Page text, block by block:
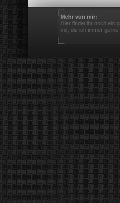
Mehr von mir:
Hier findet ihr noch ein
mir, die ich immer gerne